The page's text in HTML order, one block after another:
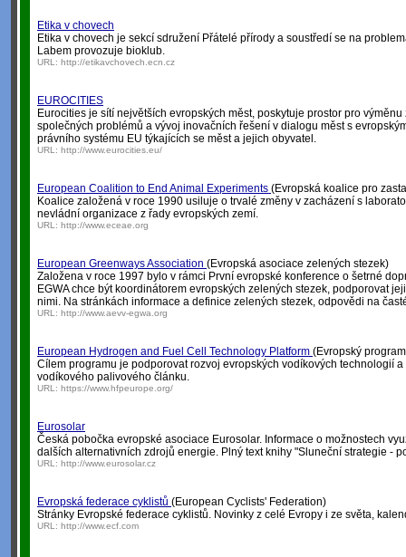
Etika v chovech
Etika v chovech je sekcí sdružení Přátelé přírody a soustředí se na
Labem provozuje bioklub.
URL: http://etikavchovech.ecn.cz
EUROCITIES
Eurocities je sítí největších evropských měst, poskytuje prostor pro
společných problémů a vývoj inovačních řešení v dialogu měst s
právního systému EU týkajících se měst a jejich obyvatel.
URL: http://www.eurocities.eu/
European Coalition to End Animal Experiments (Evropská koalice pro
Koalice založená v roce 1990 usiluje o trvalé změny v zacházení s
nevládní organizace z řady evropských zemí.
URL: http://www.eceae.org
European Greenways Association (Evropská asociace zelených stezek)
Založena v roce 1997 bylo v rámci První evropské konference o šetrné
EGWA chce být koordinátorem evropských zelených stezek, podporovat
nimi. Na stránkách informace a definice zelených stezek, odpovědi na
URL: http://www.aevv-egwa.org
European Hydrogen and Fuel Cell Technology Platform (Evropský
Cílem programu je podporovat rozvoj evropských vodíkových technologií
vodíkového palivového článku.
URL: https://www.hfpeurope.org/
Eurosolar
Česká pobočka evropské asociace Eurosolar. Informace o možnostech
dalších alternativních zdrojů energie. Plný text knihy "Sluneční strategie -
URL: http://www.eurosolar.cz
Evropská federace cyklistů (European Cyclists' Federation)
Stránky Evropské federace cyklistů. Novinky z celé Evropy i ze světa,
URL: http://www.ecf.com